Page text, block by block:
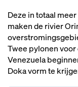
Deze in totaal
maken de rivier
Twee pylonen
Venezuela
Doka vorm te